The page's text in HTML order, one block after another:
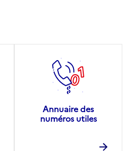
Annuaire des
numéros utiles